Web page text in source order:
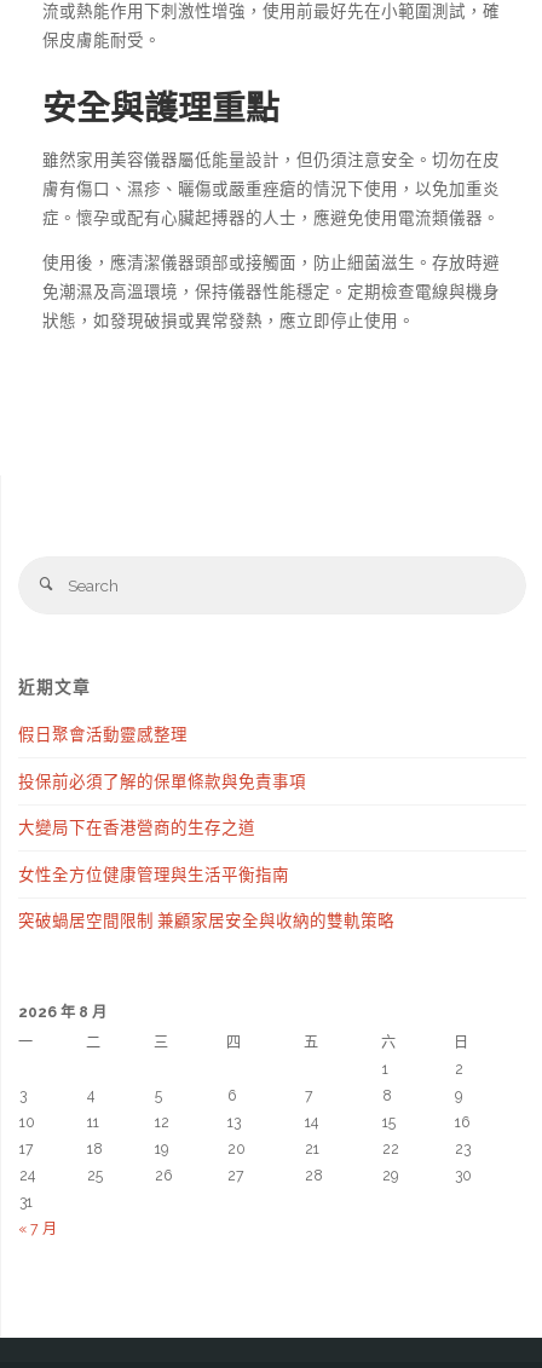
流或熱能作用下刺激性增強，使用前最好先在小範圍測試，確
保皮膚能耐受。
安全與護理重點
雖然家用美容儀器屬低能量設計，但仍須注意安全。切勿在皮
膚有傷口、濕疹、曬傷或嚴重痤瘡的情況下使用，以免加重炎
症。懷孕或配有心臟起搏器的人士，應避免使用電流類儀器。
使用後，應清潔儀器頭部或接觸面，防止細菌滋生。存放時避
免潮濕及高溫環境，保持儀器性能穩定。定期檢查電線與機身
狀態，如發現破損或異常發熱，應立即停止使用。
Search
近期文章
假日聚會活動靈感整理
投保前必須了解的保單條款與免責事項
大變局下在香港營商的生存之道
女性全方位健康管理與生活平衡指南
突破蝸居空間限制 兼顧家居安全與收納的雙軌策略
2026 年 8 月
一
二 三 四 五 六 日
« 7 月
1
2
3
4 5 6 7 8
9
10
11 12 13 14 15
16
17
18 19 20 21 22
23
24
25 26 27 28 29
30
31